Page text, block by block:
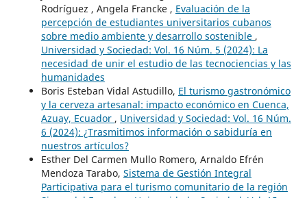
Rodríguez , Angela Francke , Evaluación de la
percepción de estudiantes universitarios cubanos
sobre medio ambiente y desarrollo sostenible ,
Universidad y Sociedad: Vol. 16 Núm. 5 (2024): La
necesidad de unir el estudio de las tecnociencias y las
humanidades
Boris Esteban Vidal Astudillo, El turismo gastronómico
y la cerveza artesanal: impacto económico en Cuenca,
Azuay, Ecuador , Universidad y Sociedad: Vol. 16 Núm.
6 (2024): ¿Trasmitimos información o sabiduría en
nuestros artículos?
Esther Del Carmen Mullo Romero, Arnaldo Efrén
Mendoza Tarabo, Sistema de Gestión Integral
Participativa para el turismo comunitario de la región